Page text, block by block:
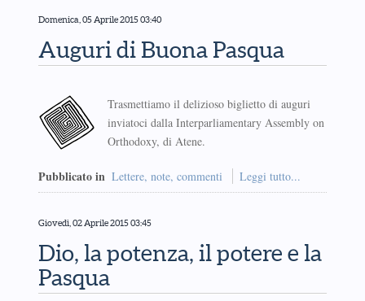
Domenica, 05 Aprile 2015 03:40
Auguri di Buona Pasqua
Trasmettiamo il delizioso biglietto di auguri
inviatoci dalla Interparliamentary Assembly on
Orthodoxy, di Atene.
Pubblicato in Lettere, note, commenti Leggi tutto...
Giovedì, 02 Aprile 2015 03:45
Dio, la potenza, il potere e la
Pasqua